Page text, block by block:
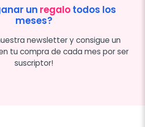
un regalotodos los
meses?
newsletter y consigue un
tu compra de cada mes por ser
suscriptor!